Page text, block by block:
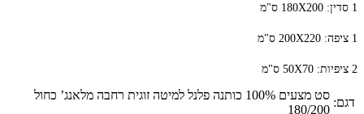
1 סדין: 180X200 ס"מ
1 ציפה: 200X220 ס"מ
2 ציפיות: 50X70 ס"מ
דגם:
סט מצעים 100% כותנה פלנל למיטה זוגית רחבה מלאנג’ כחול
180/200